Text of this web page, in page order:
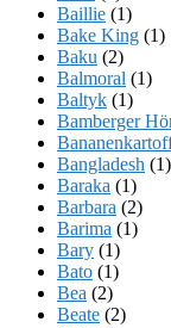
Baillie (1)
Bake King (1)
Baku (2)
Balmoral (1)
Baltyk (1)
Bamberger
Bangladesh (1)
Baraka (1)
Barbara (2)
Barima (1)
Bary (1)
Bato (1)
Bea (2)
Beate (2)